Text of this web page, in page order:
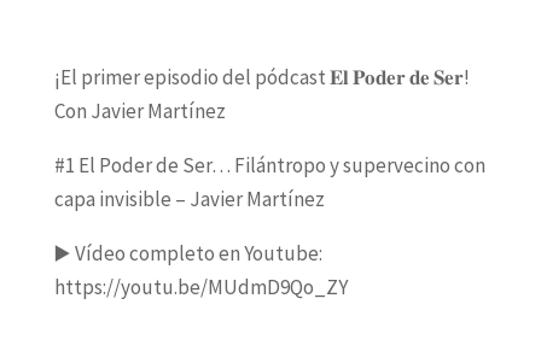
¡El primer episodio del pódcast 𝐄𝐥 𝐏𝐨𝐝𝐞𝐫 𝐝𝐞 𝐒𝐞𝐫!
Con Javier Martínez
#1 El Poder de Ser… Filántropo y supervecino con
capa invisible – Javier Martínez
▶️ Vídeo completo en Youtube:
https://youtu.be/MUdmD9Qo_ZY